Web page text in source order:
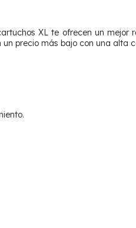
XL te ofrecen un mejor
precio más bajo con una alta